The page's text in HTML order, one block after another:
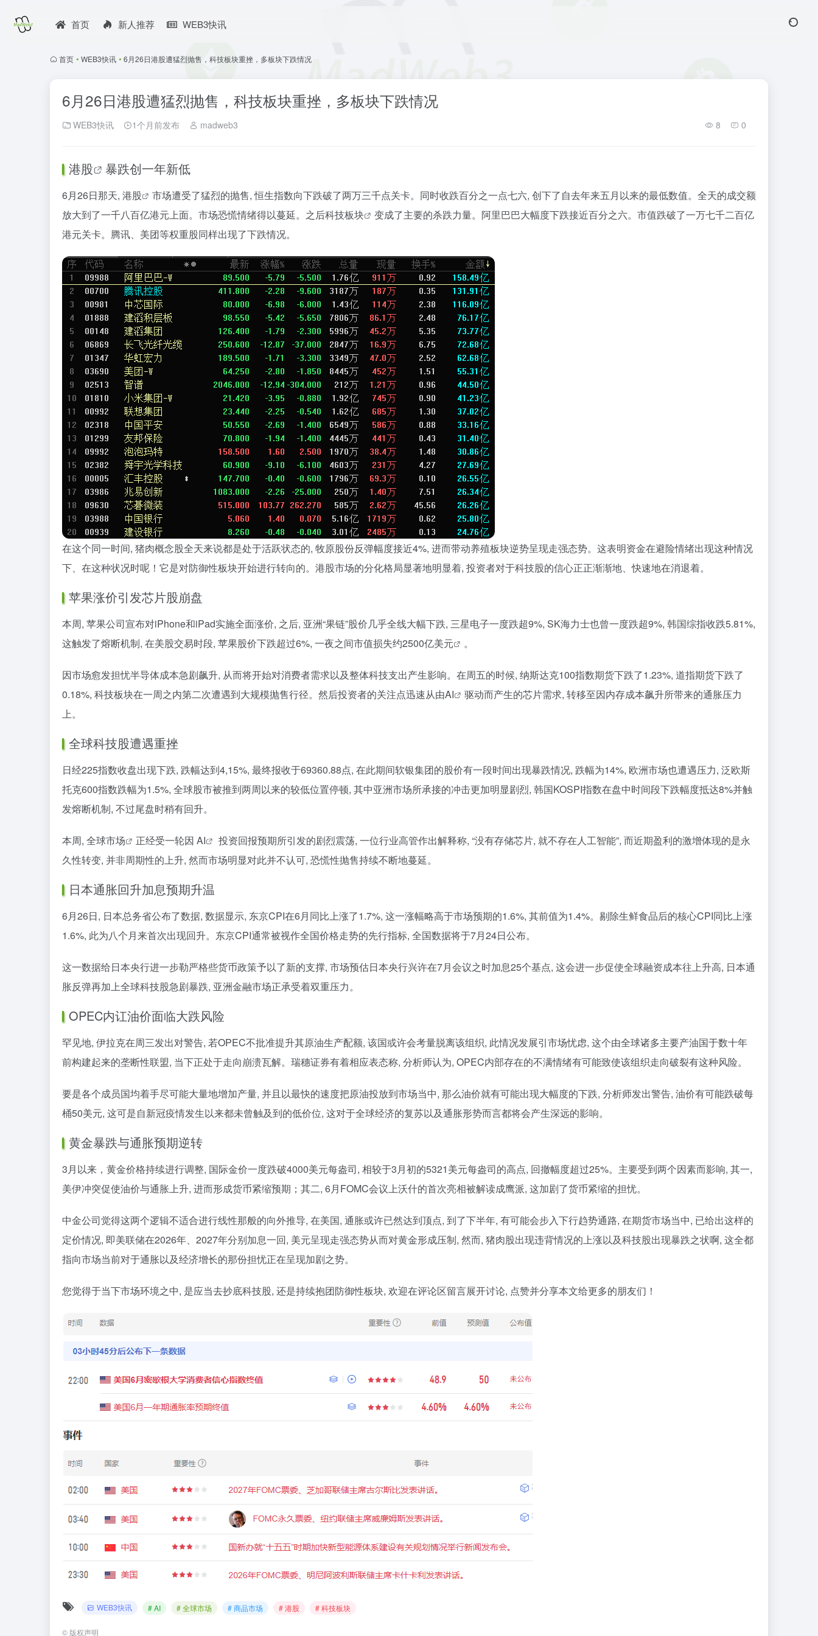
首页 新人推荐 WEB3快讯
首页 • WEB3快讯 • 6月26日港股遭猛烈抛售，科技板块重挫，多板块下跌情况
6月26日港股遭猛烈抛售，科技板块重挫，多板块下跌情况
WEB3快讯 1个月前发布 madweb3 8 0
港股 暴跌创一年新低
6月26日那天, 港股
市场遭受了猛烈的抛售, 恒生指数向下跌破了两万三千点关卡。同时收跌百分之一点七六, 创下了自去年来五月以来的最低数值。全天的成交额
放大到了一千八百亿港元上面。市场恐慌情绪得以蔓延。之后科技板块
变成了主要的杀跌力量。阿里巴巴大幅度下跌接近百分之六。市值跌破了一万七千二百亿
港元关卡。腾讯、美团等权重股同样出现了下跌情况。
在这个同一时间, 猪肉概念股全天来说都是处于活跃状态的, 牧原股份反弹幅度接近4%, 进而带动养殖板块逆势呈现走强态势。这表明资金在避险情绪出现这种情况
下、在这种状况时呢！它是对防御性板块开始进行转向的。港股市场的分化格局显著地明显着, 投资者对于科技股的信心正正渐渐地、快速地在消退着。
苹果涨价引发芯片股崩盘
本周, 苹果公司宣布对iPhone和iPad实施全面涨价, 之后, 亚洲“果链”股价几乎全线大幅下跌, 三星电子一度跌超9%, SK海力士也曾一度跌超9%, 韩国综指收跌5.81%,
这触发了熔断机制, 在美股交易时段, 苹果股价下跌超过6%, 一夜之间市值损失约2500亿美元 。
因市场愈发担忧半导体成本急剧飙升, 从而将开始对消费者需求以及整体科技支出产生影响。在周五的时候, 纳斯达克100指数期货下跌了1.23%, 道指期货下跌了
0.18%, 科技板块在一周之内第二次遭遇到大规模抛售行径。然后投资者的关注点迅速从由AI
驱动而产生的芯片需求, 转移至因内存成本飙升所带来的通胀压力
上。
全球科技股遭遇重挫
日经225指数收盘出现下跌, 跌幅达到4,15%, 最终报收于69360.88点, 在此期间软银集团的股价有一段时间出现暴跌情况, 跌幅为14%, 欧洲市场也遭遇压力, 泛欧斯
托克600指数跌幅为1.5%, 全球股市被推到两周以来的较低位置停顿, 其中亚洲市场所承接的冲击更加明显剧烈, 韩国KOSPI指数在盘中时间段下跌幅度抵达8%并触
发熔断机制, 不过尾盘时稍有回升。
本周, 全球市场 正经受一轮因 AI
投资回报预期所引发的剧烈震荡, 一位行业高管作出解释称, “没有存储芯片, 就不存在人工智能”, 而近期盈利的激增体现的是永
久性转变, 并非周期性的上升, 然而市场明显对此并不认可, 恐慌性抛售持续不断地蔓延。
日本通胀回升加息预期升温
6月26日, 日本总务省公布了数据, 数据显示, 东京CPI在6月同比上涨了1.7%, 这一涨幅略高于市场预期的1.6%, 其前值为1.4%。剔除生鲜食品后的核心CPI同比上涨
1.6%, 此为八个月来首次出现回升。东京CPI通常被视作全国价格走势的先行指标, 全国数据将于7月24日公布。
这一数据给日本央行进一步勒严格些货币政策予以了新的支撑, 市场预估日本央行兴许在7月会议之时加息25个基点, 这会进一步促使全球融资成本往上升高, 日本通
胀反弹再加上全球科技股急剧暴跌, 亚洲金融市场正承受着双重压力。
OPEC内讧油价面临大跌风险
罕见地, 伊拉克在周三发出对警告, 若OPEC不批准提升其原油生产配额, 该国或许会考量脱离该组织, 此情况发展引市场忧虑, 这个由全球诸多主要产油国于数十年
前构建起来的垄断性联盟, 当下正处于走向崩溃瓦解。瑞穗证券有着相应表态称, 分析师认为, OPEC内部存在的不满情绪有可能致使该组织走向破裂有这种风险。
要是各个成员国均着手尽可能大量地增加产量, 并且以最快的速度把原油投放到市场当中, 那么油价就有可能出现大幅度的下跌, 分析师发出警告, 油价有可能跌破每
桶50美元, 这可是自新冠疫情发生以来都未曾触及到的低价位, 这对于全球经济的复苏以及通胀形势而言都将会产生深远的影响。
黄金暴跌与通胀预期逆转
3月以来，黄金价格持续进行调整, 国际金价一度跌破4000美元每盎司, 相较于3月初的5321美元每盎司的高点, 回撤幅度超过25%。主要受到两个因素而影响, 其一,
美伊冲突促使油价与通胀上升, 进而形成货币紧缩预期；其二, 6月FOMC会议上沃什的首次亮相被解读成鹰派, 这加剧了货币紧缩的担忧。
中金公司觉得这两个逻辑不适合进行线性那般的向外推导, 在美国, 通胀或许已然达到顶点, 到了下半年, 有可能会步入下行趋势通路, 在期货市场当中, 已给出这样的
定价情况, 即美联储在2026年、2027年分别加息一回, 美元呈现走强态势从而对黄金形成压制, 然而, 猪肉股出现违背情况的上涨以及科技股出现暴跌之状啊, 这全都
指向市场当前对于通胀以及经济增长的那份担忧正在呈现加剧之势。
您觉得于当下市场环境之中, 是应当去抄底科技股, 还是持续抱团防御性板块, 欢迎在评论区留言展开讨论, 点赞并分享本文给更多的朋友们！
WEB3快讯 # AI # 全球市场 # 商品市场 # 港股 # 科技板块
© 版权声明